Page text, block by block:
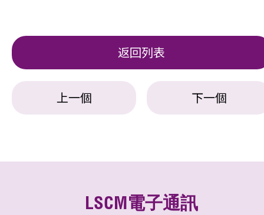
返回列表
上一個 下一個
LSCM電子通訊